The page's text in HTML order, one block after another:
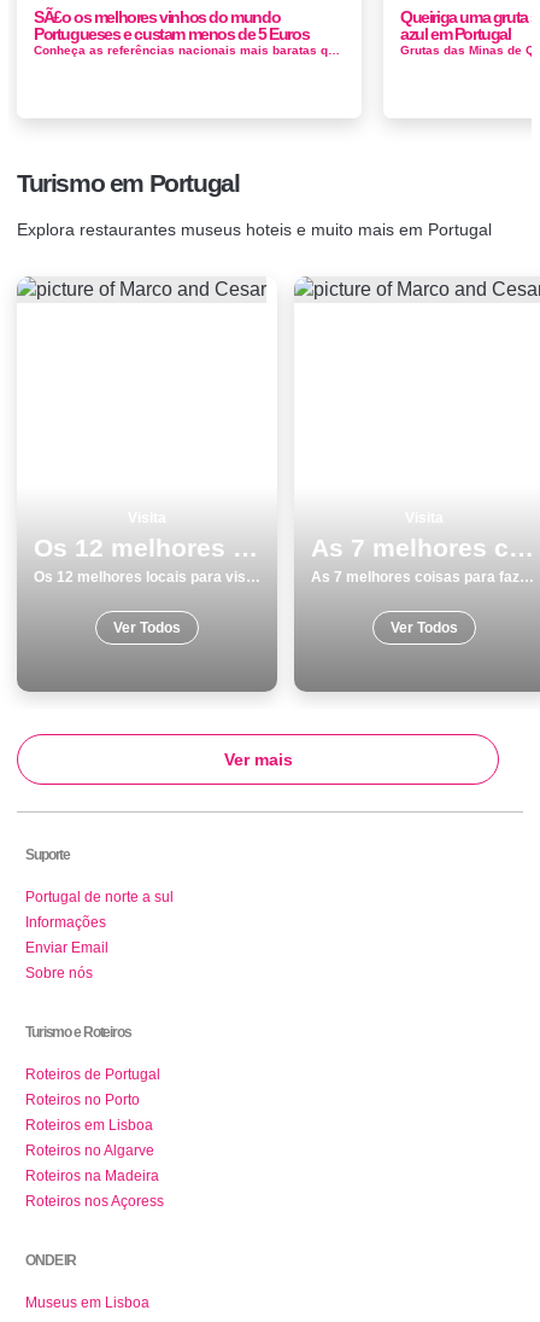
SÃ£o os melhores vinhos do mundo
Portugueses e custam menos de 5 Euros
Queiriga uma gruta
azul em Portugal
Turismo em Portugal
Explora restaurantes museus hoteis e muito mais em Portugal
Os 12 melhores locais para visitar em Peniche
Os 12 melhores locais para visitar em Peniche
Ver Todos
As 7 melhores coisas para fazer no inverno nas Ilhas dos AÃ§ores
As 7 melhores coisas para fazer no inverno nas Ilhas dos AÃ§ores
Ver Todos
Ver mais
Suporte
Portugal de norte a sul
Informações
Enviar Email
Sobre nós
Turismo e Roteiros
Roteiros de Portugal
Roteiros no Porto
Roteiros em Lisboa
Roteiros no Algarve
Roteiros na Madeira
Roteiros nos Açoress
ONDE IR
Museus em Lisboa